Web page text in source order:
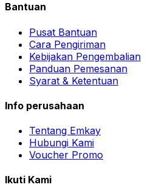
Bantuan
Pusat Bantuan
Cara Pengiriman
Kebijakan Pengembalian
Panduan Pemesanan
Syarat & Ketentuan
Info perusahaan
Tentang Emkay
Hubungi Kami
Voucher Promo
Ikuti Kami